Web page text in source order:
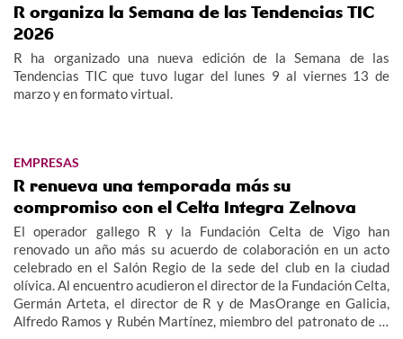
R organiza la Semana de las Tendencias TIC
2026
R ha organizado una nueva edición de la Semana de las
Tendencias TIC que tuvo lugar del lunes 9 al viernes 13 de
marzo y en formato virtual.
EMPRESAS
R renueva una temporada más su
compromiso con el Celta Integra Zelnova
El operador gallego R y la Fundación Celta de Vigo han
renovado un año más su acuerdo de colaboración en un acto
celebrado en el Salón Regio de la sede del club en la ciudad
olívica. Al encuentro acudieron el director de la Fundación Celta,
Germán Arteta, el director de R y de MasOrange en Galicia,
Alfredo Ramos y Rubén Martínez, miembro del patronato de la